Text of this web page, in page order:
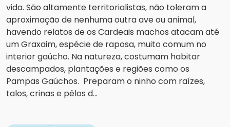
vida. São altamente territorialistas, não toleram a
aproximação de nenhuma outra ave ou animal,
havendo relatos de os Cardeais machos atacam até
um Graxaim, espécie de raposa, muito comum no
interior gaúcho. Na natureza, costumam habitar
descampados, plantações e regiões como os
Pampas Gaúchos. Preparam o ninho com raízes,
talos, crinas e pêlos d...